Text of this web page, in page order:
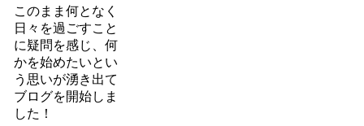
このまま何となく
日々を過ごすこと
に疑問を感じ、何
かを始めたいとい
う思いが湧き出て
ブログを開始しま
した！